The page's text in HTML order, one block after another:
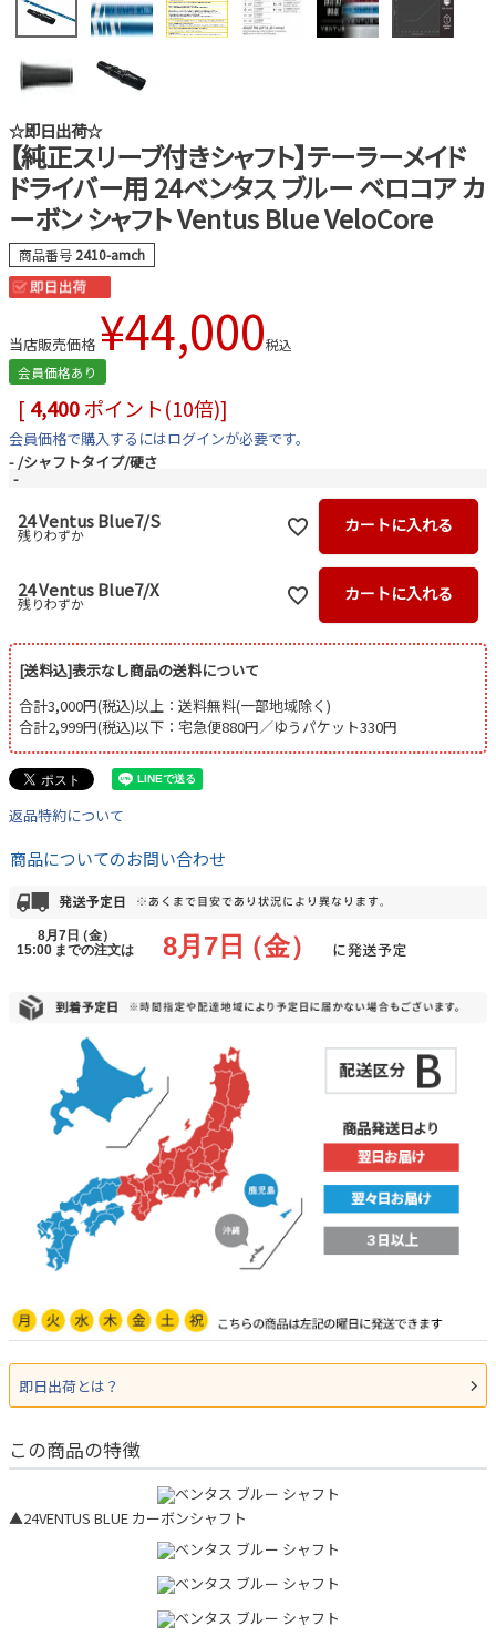
☆即日出荷☆
【純正スリーブ付きシャフト】テーラーメイド
ドライバー用 24ベンタス ブルー ベロコア カ
ーボン シャフト Ventus Blue VeloCore
商品番号 2410-amch
当店販売価格 ¥44,000税込
会員価格あり
[ 4,400ポイント(10倍)]
会員価格で購入するにはログインが必要です。
- シャフトタイプ/硬さ
-
24 Ventus Blue7/S
残りわずか カートに入れる
24 Ventus Blue7/X
残りわずか カートに入れる
[送料込]表示なし商品の送料について
合計3,000円(税込)以上：送料無料(一部地域除く)
合計2,999円(税込)以下：宅急便880円／ゆうパケット330円
返品特約について
商品についてのお問い合わせ
即日出荷とは？
この商品の特徴
▲24VENTUS BLUE カーボンシャフト